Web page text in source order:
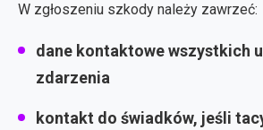
W zgłoszeniu szkody należy zawrzeć:
dane kontaktowe wszystkich
zdarzenia
kontakt do świadków, jeśli